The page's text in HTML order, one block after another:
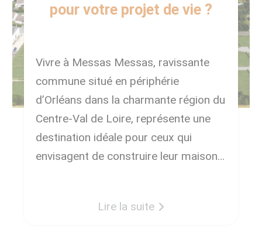
pour votre projet de vie ?
Vivre à Messas Messas, ravissante
commune situé en périphérie
d’Orléans dans la charmante région du
Centre-Val de Loire, représente une
destination idéale pour ceux qui
envisagent de construire leur maison
campagne à la proximité des services
Lire la suite